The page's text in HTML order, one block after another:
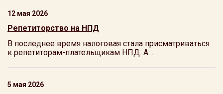
12 мая 2026
Репетиторство на НПД
В последнее время налоговая стала присматриваться
к репетиторам-плательщикам НПД. А ...
5 мая 2026